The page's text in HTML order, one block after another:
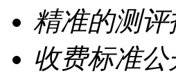
精准的测评
收费标准